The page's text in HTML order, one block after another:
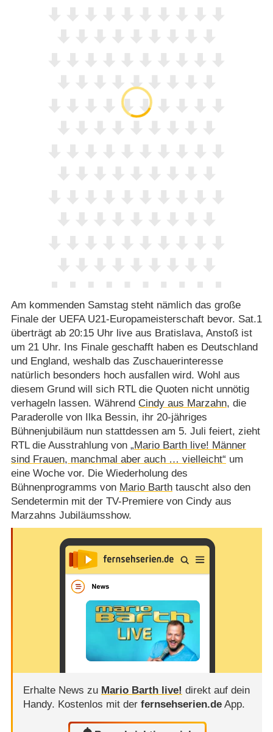
Am kommenden Samstag steht nämlich das große
Finale der UEFA U21-Europameisterschaft bevor. Sat.1
überträgt ab 20:15 Uhr live aus Bratislava, Anstoß ist
um 21 Uhr. Ins Finale geschafft haben es Deutschland
und England, weshalb das Zuschauerinteresse
natürlich besonders hoch ausfallen wird. Wohl aus
diesem Grund will sich RTL die Quoten nicht unnötig
verhageln lassen. Während Cindy aus Marzahn, die
Paraderolle von Ilka Bessin, ihr 20-jähriges
Bühnenjubiläum nun stattdessen am 5. Juli feiert, zieht
RTL die Ausstrahlung von „Mario Barth live! Männer
sind Frauen, manchmal aber auch … vielleicht“ um
eine Woche vor. Die Wiederholung des
Bühnenprogramms von Mario Barthtauscht also den
Sendetermin mit der TV-Premiere von Cindy aus
Marzahns Jubiläumsshow.
Erhalte News zu Mario Barth live! direkt auf dein
Handy. Kostenlos mit der fernsehserien.deApp.